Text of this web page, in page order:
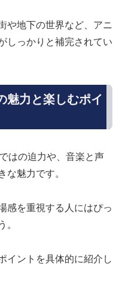
や地下の世界など、アニ
しっかりと補完されてい
魅力と楽しむポイ
はの迫力や、音楽と声
な魅力です。
感を重視する人にはぴっ
。
イントを具体的に紹介し